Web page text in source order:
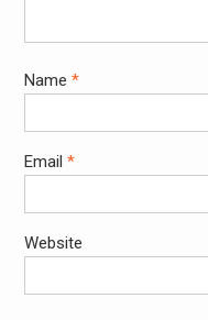
Name *
Email *
Website